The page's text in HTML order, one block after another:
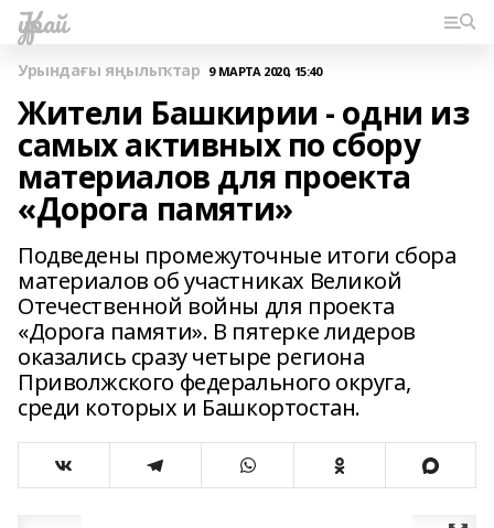
Ҡурай
Урындағы яңылыҡтар 9 МАРТА 2020, 15:40
Жители Башкирии - одни из
самых активных по сбору
материалов для проекта
«Дорога памяти»
Подведены промежуточные итоги сбора
материалов об участниках Великой
Отечественной войны для проекта
«Дорога памяти». В пятерке лидеров
оказались сразу четыре региона
Приволжского федерального округа,
среди которых и Башкортостан.